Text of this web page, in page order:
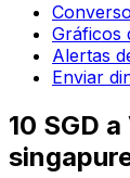
Gráficos
Alertas
Enviar
10 SGD